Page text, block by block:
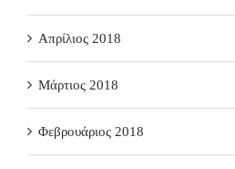
Απρίλιος 2018
Μάρτιος 2018
Φεβρουάριος 2018